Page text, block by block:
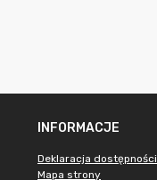
INFORMACJE
Deklaracja dostępności
Mapa strony